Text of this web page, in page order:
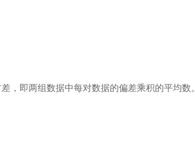
差，即两组数据中每对数据的偏差乘积的平均数。